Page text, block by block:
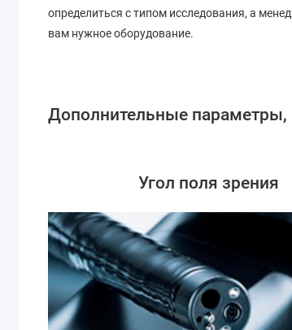
определиться с типом исследования, а
вам нужное оборудование.
Дополнительные
Угол поля зрения